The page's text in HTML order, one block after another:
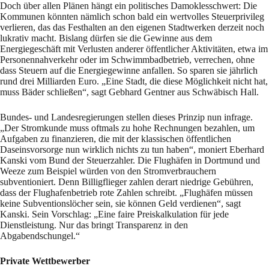
Doch über allen Plänen hängt ein politisches Damoklesschwert: Die
Kommunen könnten nämlich schon bald ein wertvolles Steuerprivileg
verlieren, das das Festhalten an den eigenen Stadtwerken derzeit noch
lukrativ macht. Bislang dürfen sie die Gewinne aus dem
Energiegeschäft mit Verlusten anderer öffentlicher Aktivitäten, etwa im
Personennahverkehr oder im Schwimmbadbetrieb, verrechen, ohne
dass Steuern auf die Energiegewinne anfallen. So sparen sie jährlich
rund drei Milliarden Euro. „Eine Stadt, die diese Möglichkeit nicht hat,
muss Bäder schließen“, sagt Gebhard Gentner aus Schwäbisch Hall.
Bundes- und Landesregierungen stellen dieses Prinzip nun infrage.
„Der Stromkunde muss oftmals zu hohe Rechnungen bezahlen, um
Aufgaben zu finanzieren, die mit der klassischen öffentlichen
Daseinsvorsorge nun wirklich nichts zu tun haben“, moniert Eberhard
Kanski vom Bund der Steuerzahler. Die Flughäfen in Dortmund und
Weeze zum Beispiel würden von den Stromverbrauchern
subventioniert. Denn Billigflieger zahlen derart niedrige Gebühren,
dass der Flughafenbetrieb rote Zahlen schreibt. „Flughäfen müssen
keine Subventionslöcher sein, sie können Geld verdienen“, sagt
Kanski. Sein Vorschlag: „Eine faire Preiskalkulation für jede
Dienstleistung. Nur das bringt Transparenz in den
Abgabendschungel.“
Private Wettbewerber